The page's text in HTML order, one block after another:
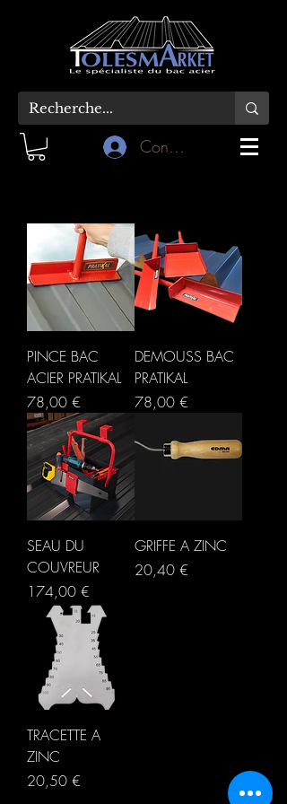
Connexion
PINCE BAC
ACIER PRATIKAL
Prix
78,00 €
DEMOUSS BAC
PRATIKAL
Prix
78,00 €
SEAU DU
COUVREUR
Prix
174,00 €
GRIFFE A ZINC
Prix
20,40 €
TRACETTE A
ZINC
Prix
20,50 €